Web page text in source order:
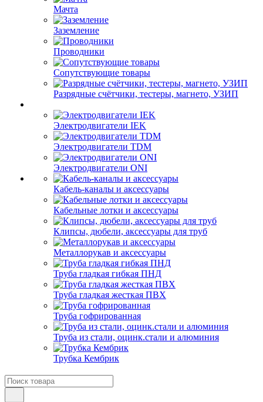
Мачта
Заземление
Проводники
Сопутствующие товары
Разрядные счётчики, тестеры, магнето, УЗИП
Электродвигатели IEK
Электродвигатели TDM
Электродвигатели ONI
Кабель-каналы и аксессуары
Кабельные лотки и аксессуары
Клипсы, дюбели, аксессуары для труб
Металлорукав и аксессуары
Труба гладкая гибкая ПНД
Труба гладкая жесткая ПВХ
Труба гофрированная
Труба из стали, оцинк.стали и алюминия
Трубка Кембрик